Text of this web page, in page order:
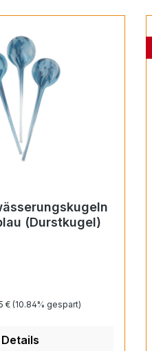
(Durstkugel)
Preis:
€ (10.84% gespart)
Details